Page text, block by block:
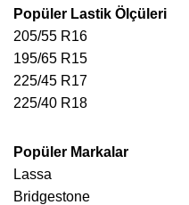
Popüler Lastik Ölçüleri
205/55 R16
195/65 R15
225/45 R17
225/40 R18
Popüler Markalar
Lassa
Bridgestone